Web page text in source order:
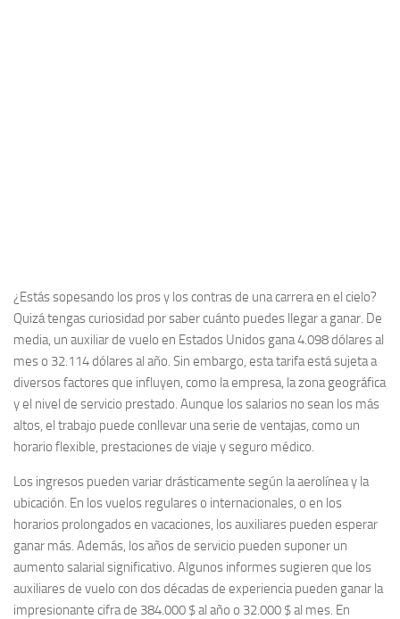
¿Estás sopesando los pros y los contras de una carrera en el cielo?
Quizá tengas curiosidad por saber cuánto puedes llegar a ganar. De
media, un auxiliar de vuelo en Estados Unidos gana 4.098 dólares al
mes o 32.114 dólares al año. Sin embargo, esta tarifa está sujeta a
diversos factores que influyen, como la empresa, la zona geográfica
y el nivel de servicio prestado. Aunque los salarios no sean los más
altos, el trabajo puede conllevar una serie de ventajas, como un
horario flexible, prestaciones de viaje y seguro médico.
Los ingresos pueden variar drásticamente según la aerolínea y la
ubicación. En los vuelos regulares o internacionales, o en los
horarios prolongados en vacaciones, los auxiliares pueden esperar
ganar más. Además, los años de servicio pueden suponer un
aumento salarial significativo. Algunos informes sugieren que los
auxiliares de vuelo con dos décadas de experiencia pueden ganar la
impresionante cifra de 384.000 $ al año o 32.000 $ al mes. En